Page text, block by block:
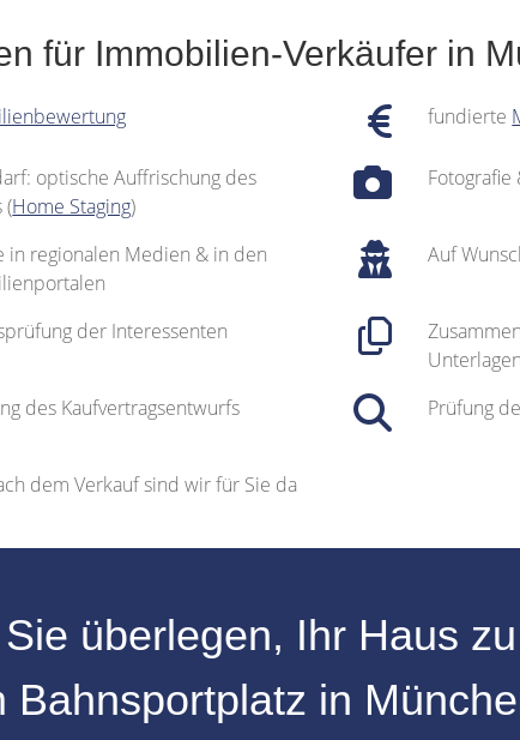
für Immobilien-Verkäufer in
fundierte
optische Auffrischung des
(Home Staging)
Fotografie
in regionalen Medien & in den
Auf
der Interessenten
Unterlagen
des Kaufvertragsentwurfs Prüfung
dem Verkauf sind wir für Sie da
Sie überlegen, Ihr Haus
Bahnsportplatz in